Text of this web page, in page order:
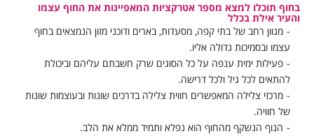
בחוף תוכלו למצא מספר אטרקציות המאפיינות את החוף עצמו
והעיר אילת בכלל
מגוון רחב של בתי קפה, מסעדות, בארים ודוכני מזון הנמצאים בחוף
עצמו ובסמיכות גדולה אליו.
פעילות ימית ענפה על כל הסוגים שרק חשבתם עליהם וביכולת
להתאים לכל גיל ולכל דרישה.
מרכזי צלילה המאפשרים חווית צלילה בדרכים שונות ובעוצמות שונות
של חוויה.
הנוף הנשקף מהחוף הוא נפלא ותמיד ממלא את הלב.